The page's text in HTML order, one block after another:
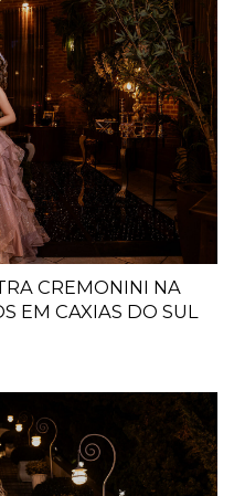
CREMONINI NA
EM CAXIAS DO SUL